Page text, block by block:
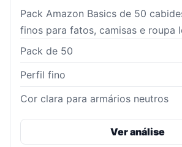
Pack Amazon Basics de 50
finos para fatos, camisas e roupa
Pack de 50
Perfil fino
Cor clara para armários neutros
Ver análise